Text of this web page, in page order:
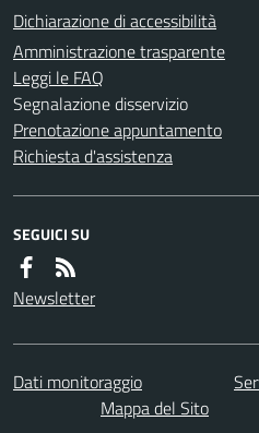
Dichiarazione di accessibilità
Amministrazione trasparente
Leggi le FAQ
Segnalazione disservizio
Prenotazione appuntamento
Richiesta d'assistenza
SEGUICI SU
Newsletter
Dati monitoraggio
Mappa del Sito